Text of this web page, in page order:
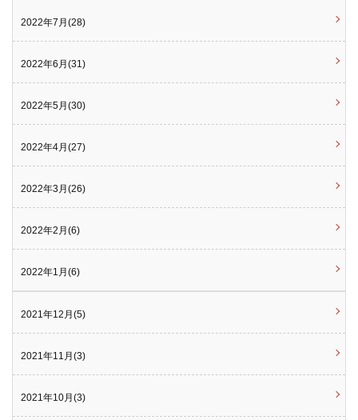
2022年7月(28)
2022年6月(31)
2022年5月(30)
2022年4月(27)
2022年3月(26)
2022年2月(6)
2022年1月(6)
2021年12月(5)
2021年11月(3)
2021年10月(3)